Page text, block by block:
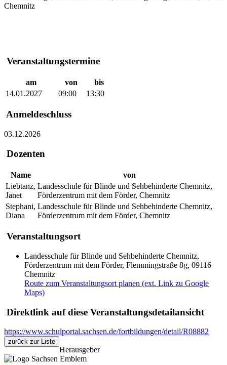
Chemnitz
Veranstaltungstermine
am von
bis
14.01.2027
09:00 13:30
Anmeldeschluss
03.12.2026
Dozenten
Name
von
Liebtanz,
Janet
Landesschule für Blinde und Sehbehinderte Chemnitz,
Förderzentrum mit dem Förder, Chemnitz
Stephani,
Diana
Landesschule für Blinde und Sehbehinderte Chemnitz,
Förderzentrum mit dem Förder, Chemnitz
Veranstaltungsort
Landesschule für Blinde und Sehbehinderte Chemnitz,
Förderzentrum mit dem Förder, Flemmingstraße 8g, 09116
Chemnitz
Route zum Veranstaltungsort planen (ext. Link zu Google
Maps)
Direktlink auf diese Veranstaltungsdetailansicht
https://www.schulportal.sachsen.de/fortbildungen/detail/R08882
zurück zur Liste
Herausgeber